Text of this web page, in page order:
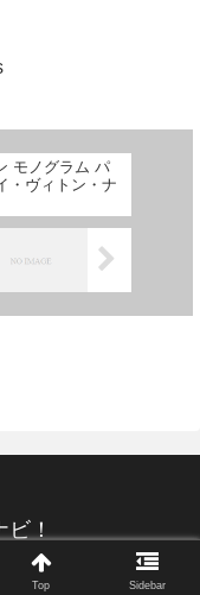
モノグラム パ
・ヴィトン・ナ
！
2026
Top Sidebar